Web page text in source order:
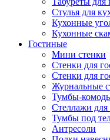
Стулья для
Кухонные
Кухонные
Гостиные
Мини стенки
Стенки для
Стенки для
Журнальные
Тумбы-
Стеллажи для
Тумбы под
Антресоли